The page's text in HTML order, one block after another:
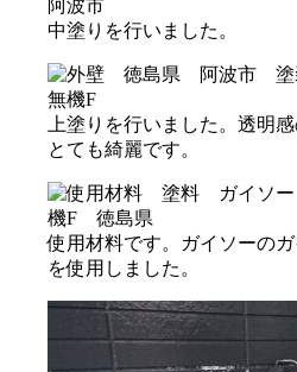
中塗りを行いました。
上塗りを行いました。透明
とても綺麗です。
使用材料です。ガイソーの
を使用しました。